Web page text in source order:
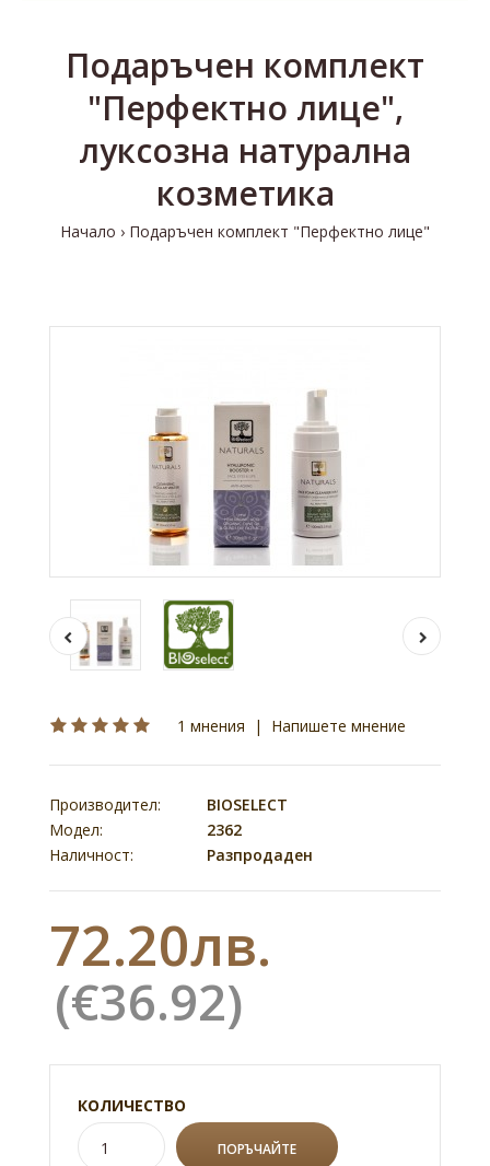
Подаръчен комплект
"Перфектно лице",
луксозна натурална
козметика
Начало Подаръчен комплект "Перфектно лице"
1 мнения | Напишете мнение
Производител:
BIOSELECT
Модел:
2362
Наличност:
Разпродаден
72.20лв.
(€36.92)
КОЛИЧЕСТВО